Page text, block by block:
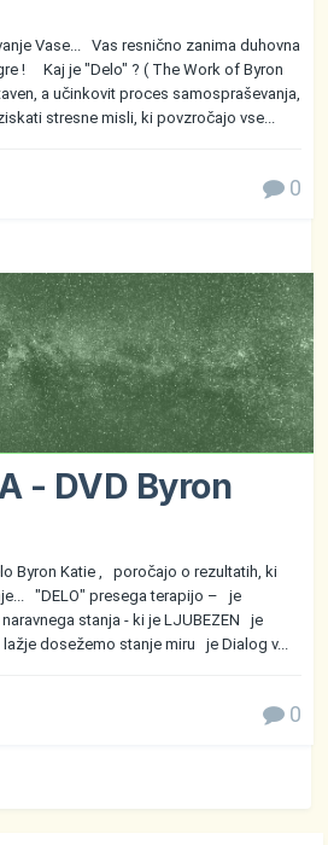
Vase... Vas resnično zanima duhovna
! Kaj je "Delo" ? ( The Work of Byron
a učinkovit proces samospraševanja,
stresne misli, ki povzročajo vse...
0
- DVD Byron
Byron Katie , poročajo o rezultatih, ki
"DELO" presega terapijo – je
stanja - ki je LJUBEZEN je
dosežemo stanje miru je Dialog v...
0